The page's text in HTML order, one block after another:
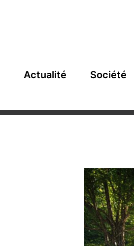
Actualité Société